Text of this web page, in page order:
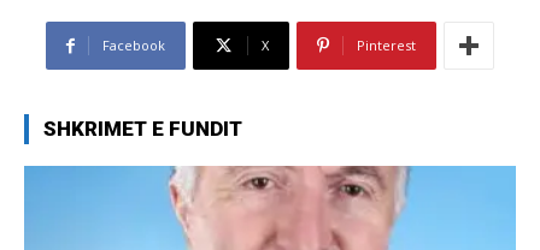
Facebook X Pinterest
SHKRIMET E FUNDIT